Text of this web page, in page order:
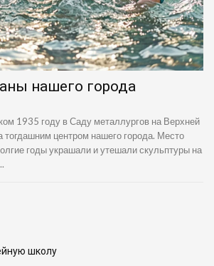
нашего города
1935 году в Саду металлургов на Верхней
тогдашним центром нашего города. Место
годы украшали и утешали скульптуры на
школу